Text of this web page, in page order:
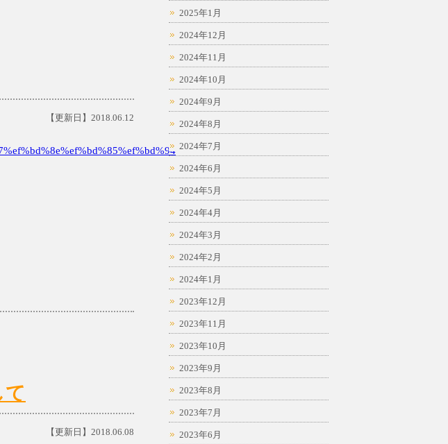
【更新日】2018.06.12
て
【更新日】2018.06.08
2025年1月
2024年12月
2024年11月
2024年10月
2024年9月
2024年8月
2024年7月
2024年6月
2024年5月
2024年4月
2024年3月
2024年2月
2024年1月
2023年12月
2023年11月
2023年10月
2023年9月
2023年8月
2023年7月
2023年6月